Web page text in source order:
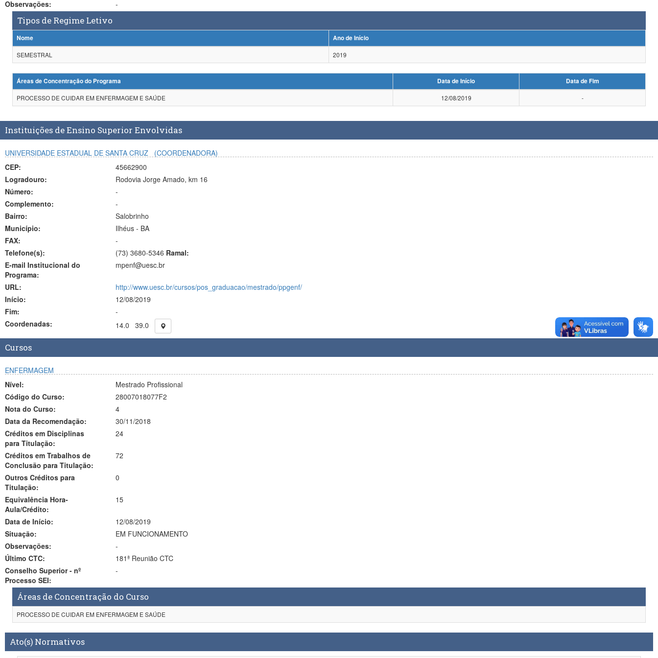
Observações:
-
Tipos de Regime Letivo
Nome
Ano de Início
SEMESTRAL
2019
Áreas de Concentração do Programa Data de Início
Data de Fim
PROCESSO DE CUIDAR EM ENFERMAGEM E SAÚDE
12/08/2019 -
Instituições de Ensino Superior Envolvidas
UNIVERSIDADE ESTADUAL DE SANTA CRUZ
(COORDENADORA)
CEP:
45662900
Logradouro:
Rodovia Jorge Amado, km 16
Número:
-
Complemento:
-
Bairro:
Salobrinho
Município:
Ilhéus - BA
FAX:
-
Telefone(s):
(73) 3680-5346 Ramal:
E-mail Institucional do
Programa:
mpenf@uesc.br
URL:
http://www.uesc.br/cursos/pos_graduacao/mestrado/ppgenf/
Início:
12/08/2019
Fim:
-
Coordenadas:
14.0 39.0
Cursos
ENFERMAGEM
Nível:
Mestrado Profissional
Código do Curso:
28007018077F2
Nota do Curso:
4
Data da Recomendação:
30/11/2018
Créditos em Disciplinas
para Titulação:
24
Créditos em Trabalhos de
Conclusão para Titulação:
72
Outros Créditos para
Titulação:
0
Equivalência Hora-
Aula/Crédito:
15
Data de Início:
12/08/2019
Situação:
EM FUNCIONAMENTO
Observações:
-
Último CTC:
181ª Reunião CTC
Conselho Superior - nº
Processo SEI:
-
Áreas de Concentração do Curso
PROCESSO DE CUIDAR EM ENFERMAGEM E SAÚDE
Ato(s) Normativos